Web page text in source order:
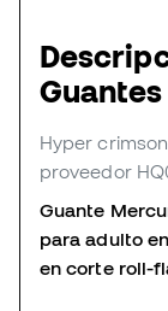
Hyper
proveedor
Guante
para adulto
en corte roll-